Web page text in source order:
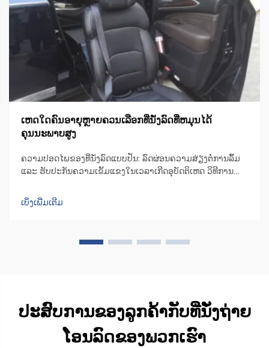
ເຫດໃດຄົນອາຍຸຫຼາຍຄວນເລືອກທີ່ນັ່ງລົດທີ່ຫມຸນໄດ້
ຄຸນນະພາບສູງ
ຄວາມປອດໄພຂອງທີ່ນັ່ງລົດແບບປັ່ນ: ລົດຜ່ອນຄວາມສ່ຽງຕໍ່ການລົ້ມ
ແລະ ຮັບປະກັນຄວາມເຂັ້ມແຂງໃນເວລາເກີດອຸບັດຕິເຫດ ວິທີການ
ການຍ້າຍຕົວ ເກົ້າອີ້ຫຼືທີ່ນັ່ງມີເຄື່ອງຈັກທີ່ສາມາດປັ່ນໄດ້ເປັນພິເສດ ເຊິ່ງ
ຊ່ວຍປັ່ນທີ່ນັ່ງໄປ 90 ອົງສາໄປທາງດ້ານປະຕູລົດ ເພື່ອໃຫ້ຜູ້ໃຊ້...
ເບິ່ງເພີ່ມເຕີມ
ປະສົບການຂອງລູກຄ້າກັບທີ່ນັ່ງຖ່າຍ
ໂອນລົດຂອງພວກເຮົາ